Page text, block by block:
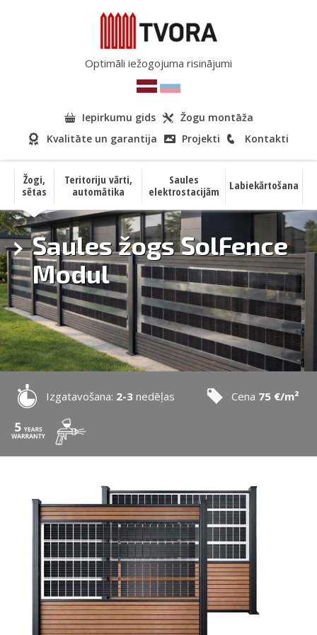
Optimāli iežogojuma risinājumi
Iepirkumu gids
Žogu montāža
Kvalitāte un garantija
Projekti Kontakti
Žogi,
sētas
Teritoriju vārti,
automātika
Saules
elektrostacijām
Labiekārtošana
Saules žogs SolFence
Modul
Izgatavošana: 2-3 nedēļas Cena 75 €/m²